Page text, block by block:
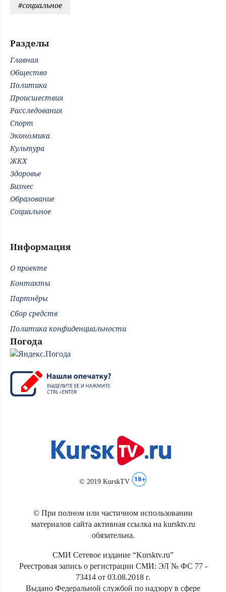
#социальное
Разделы
Главная
Общество
Политика
Происшествия
Расследования
Спорт
Экономика
Культура
ЖКХ
Здоровье
Бизнес
Образование
Социальное
Информация
О проекте
Контакты
Партнёры
Сбор средств
Политика конфиденциальности
Погода
© 2019 KurskTV
© При полном или частичном использовании
материалов сайта активная ссылка на kursktv.ru
обязательна.
СМИ Сетевое издание “Kursktv.ru”
Реестровая запись о регистрации СМИ: ЭЛ № ФС 77 -
73414 от 03.08.2018 г.
Выдано Федеральной службой по надзору в сфере